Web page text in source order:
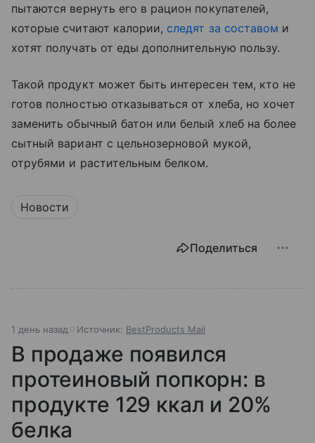
пытаются вернуть его в рацион покупателей,
которые считают калории, следят за составом и
хотят получать от еды дополнительную пользу.
Такой продукт может быть интересен тем, кто не
готов полностью отказываться от хлеба, но хочет
заменить обычный батон или белый хлеб на более
сытный вариант с цельнозерновой мукой,
отрубями и растительным белком.
Новости
Поделиться
1 день назад Источник: BestProducts Mail
В продаже появился
протеиновый попкорн: в
продукте 129 ккал и 20%
белка